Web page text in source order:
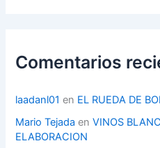
r
í
s
Comentarios
laadanl01 en EL RUEDA DE
Mario Tejada enVINOS
ELABORACION